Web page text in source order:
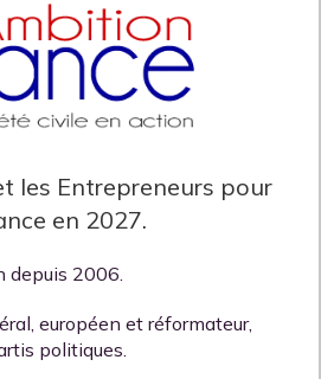
les Entrepreneurs pour
en 2027.
depuis 2006.
européen et réformateur,
politiques.